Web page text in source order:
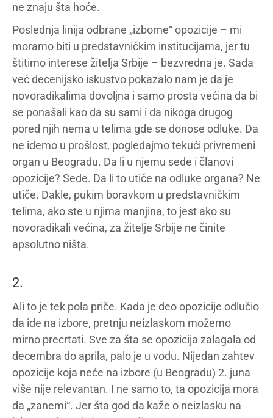
ne znaju šta hoće.
Poslednja linija odbrane „izborne“ opozicije – mi
moramo biti u predstavničkim institucijama, jer tu
štitimo interese žitelja Srbije – bezvredna je. Sada
već decenijsko iskustvo pokazalo nam je da je
novoradikalima dovoljna i samo prosta većina da bi
se ponašali kao da su sami i da nikoga drugog
pored njih nema u telima gde se donose odluke. Da
ne idemo u prošlost, pogledajmo tekući privremeni
organ u Beogradu. Da li u njemu sede i članovi
opozicije? Sede. Da li to utiče na odluke organa? Ne
utiče. Dakle, pukim boravkom u predstavničkim
telima, ako ste u njima manjina, to jest ako su
novoradikali većina, za žitelje Srbije ne činite
apsolutno ništa.
2.
Ali to je tek pola priče. Kada je deo opozicije odlučio
da ide na izbore, pretnju neizlaskom možemo
mirno precrtati. Sve za šta se opozicija zalagala od
decembra do aprila, palo je u vodu. Nijedan zahtev
opozicije koja neće na izbore (u Beogradu) 2. juna
više nije relevantan. I ne samo to, ta opozicija mora
da „zanemi“. Jer šta god da kaže o neizlasku na